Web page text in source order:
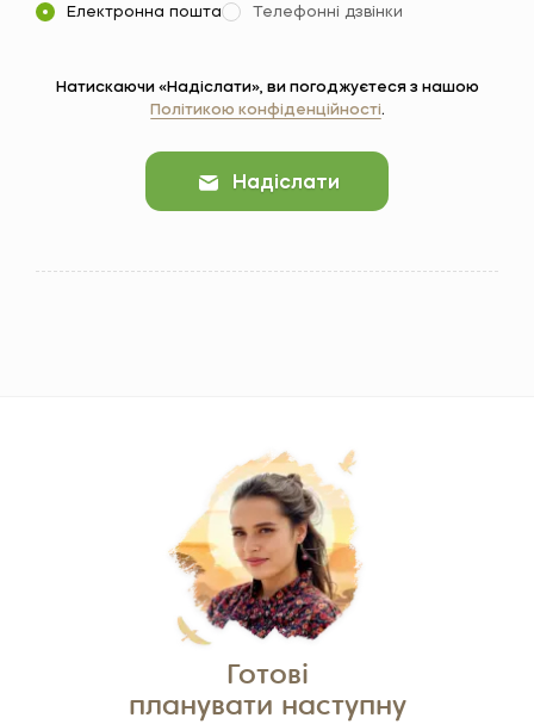
Електронна пошта
Телефонні дзвінки
Натискаючи «Надіслати», ви погоджуєтеся з нашою
Політикою конфіденційності.
Надіслати
Готові
планувати наступну